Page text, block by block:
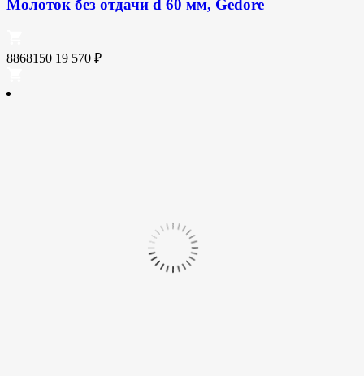
Молоток без отдачи d 60 мм, Gedore
8868150 19 570 ₽